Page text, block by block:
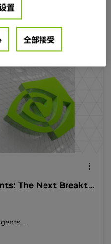
议
Long-Running AI Agents: The Next Breakthrough in Enterprise Work
…
置
全部接受